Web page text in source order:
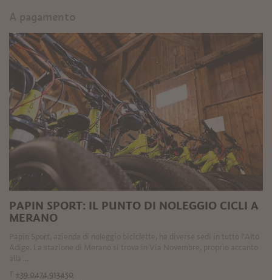
PAPIN SPORT: IL PUNTO DI NOLEGGIO CICLI A
MERANO
+39 0474 913450